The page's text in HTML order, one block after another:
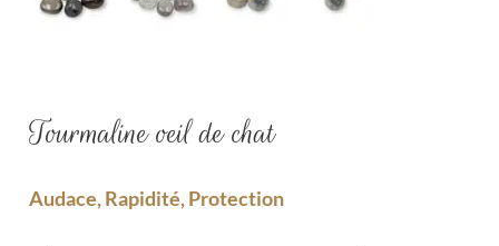
Tourmaline oeil de chat
Audace, Rapidité, Protection